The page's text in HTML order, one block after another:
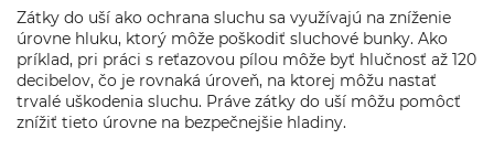
Zátky do uší ako ochrana sluchu sa využívajú na zníženie
úrovne hluku, ktorý môže poškodiť sluchové bunky. Ako
príklad, pri práci s reťazovou pílou môže byť hlučnosť až 120
decibelov, čo je rovnaká úroveň, na ktorej môžu nastať
trvalé uškodenia sluchu. Práve zátky do uší môžu pomôcť
znížiť tieto úrovne na bezpečnejšie hladiny.